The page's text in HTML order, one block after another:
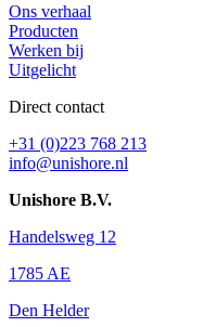
Ons verhaal
Producten
Werken bij
Uitgelicht
Direct contact
+31 (0)223 768 213
info@unishore.nl
Unishore B.V.
Handelsweg 12
1785 AE
Den Helder